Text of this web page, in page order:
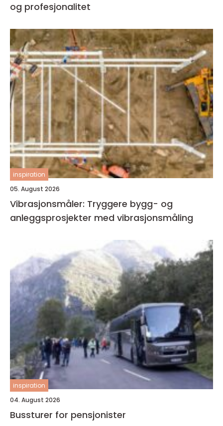
og profesjonalitet
inspiration
05. August 2026
Vibrasjonsmåler: Tryggere bygg- og
anleggsprosjekter med vibrasjonsmåling
inspiration
04. August 2026
Bussturer for pensjonister